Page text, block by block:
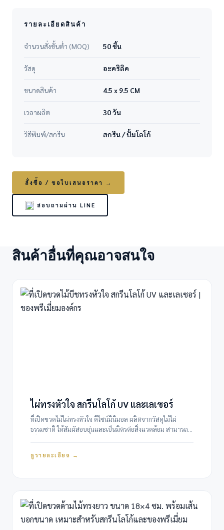
รายละเอียดสินค้า
จำนวนสั่งขั้นต่ำ (MOQ) 50 ชิ้น
วัสดุ อะคริลิค
ขนาดสินค้า 4.5 x 9.5 CM
เวลาผลิต 30 วัน
วิธีพิมพ์/สกรีน สกรีน / ปั้มโลโก้
สั่งซื้อ / ขอใบเสนอราคา →
สอบถามผ่าน LINE
สินค้าอื่นที่คุณอาจสนใจ
ไผ่ทรงหัวใจ สกรีนโลโก้ UV และเลเซอร์
ที่เปิดขวดไม้ไผ่ทรงหัวใจ ดีไซน์มินิมอล ผลิตจากวัสดุไม้ไผ่
ธรรมชาติ ให้สัมผัสอบอุ่นและเป็นมิตรต่อสิ่งแวดล้อม สามารถ
ดูรายละเอียด →